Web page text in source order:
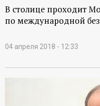
В столице проходит
по международной
04 апреля 2018 - 12:33